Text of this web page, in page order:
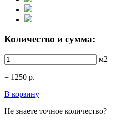
Количество и сумма:
м2
= 1250 р.
В корзину
Не знаете точное количество?